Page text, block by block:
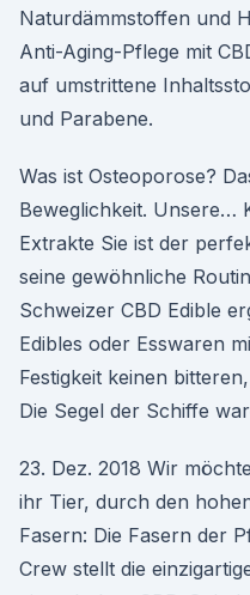
Naturdämmstoffen und
Anti-Aging-Pflege mit
auf umstrittene
und Parabene.
Was ist Osteoporose?
Beweglichkeit. Unsere…
Extrakte Sie ist der
seine gewöhnliche
Schweizer CBD Edible
Edibles oder Esswaren
Festigkeit keinen
Die Segel der Schiffe
23. Dez. 2018 Wir
ihr Tier, durch den
Fasern: Die Fasern der
Crew stellt die